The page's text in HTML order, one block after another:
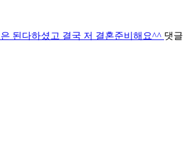
된다하셨고 결국 저 결혼준비해요^^ 댓글